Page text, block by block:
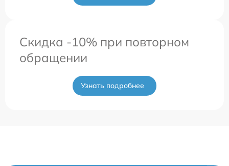
Скидка -10% при повторном
обращении
Узнать подробнее